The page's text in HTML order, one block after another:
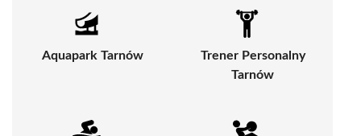
Aquapark Tarnów
Trener Personalny
Tarnów